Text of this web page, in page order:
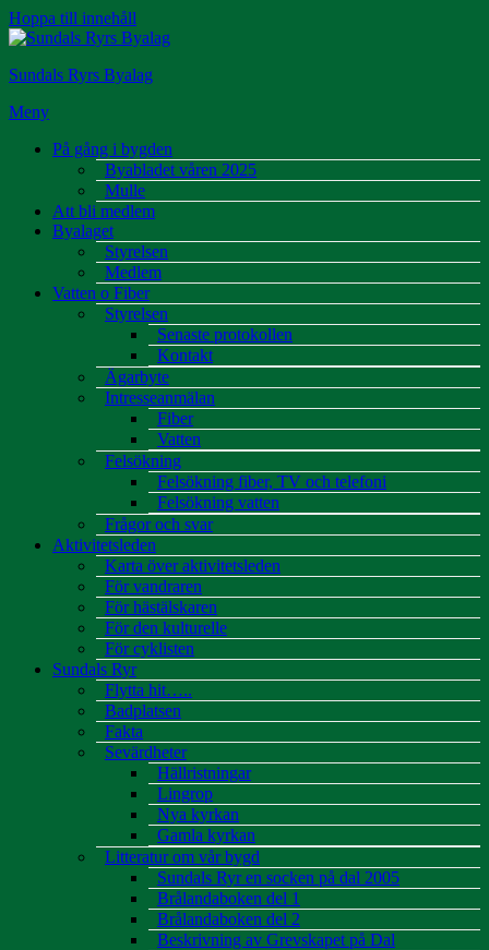
Hoppa till innehåll
Sundals Ryrs Byalag
Meny
På gång i bygden
Byabladet våren 2025
Mulle
Att bli medlem
Byalaget
Styrelsen
Medlem
Vatten o Fiber
Styrelsen
Senaste protokollen
Kontakt
Ägarbyte
Intresseanmälan
Fiber
Vatten
Felsökning
Felsökning fiber, TV och telefoni
Felsökning vatten
Frågor och svar
Aktivitetsleden
Karta över aktivitetsleden
För vandraren
För hästälskaren
För den kulturelle
För cyklisten
Sundals Ryr
Flytta hit…..
Badplatsen
Fakta
Sevärdheter
Hällristningar
Lingrop
Nya kyrkan
Gamla kyrkan
Litteratur om vår bygd
Sundals Ryr en socken på dal 2005
Brålandaboken del 1
Brålandaboken del 2
Beskrivning av Grevskapet på Dal